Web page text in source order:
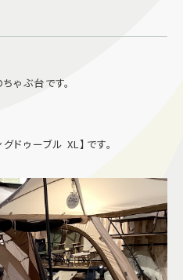
＆駐車場
スタッフ募集
プライバシーポリシー
ゃぶ台です。
ゥーブル XL】です。